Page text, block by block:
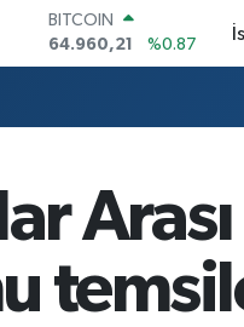
DOLAR
47,7436
%0.18
EURO
6660.55
BİST100
13.779
%-14
BITCOIN
64.960,21
%0.87